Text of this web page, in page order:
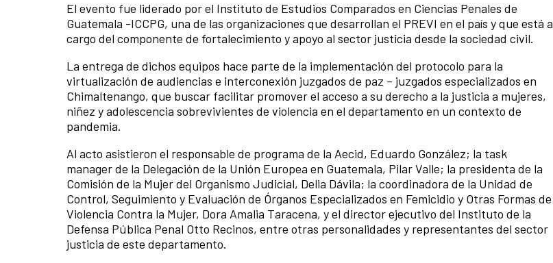
News content
El evento fue liderado por el Instituto de Estudios Comparados en Ciencias Penales de
Guatemala -ICCPG, una de las organizaciones que desarrollan el PREVI en el país y que está a
cargo del componente de fortalecimiento y apoyo al sector justicia desde la sociedad civil.
La entrega de dichos equipos hace parte de la implementación del protocolo para la
virtualización de audiencias e interconexión juzgados de paz – juzgados especializados en
Chimaltenango, que buscar facilitar promover el acceso a su derecho a la justicia a mujeres,
niñez y adolescencia sobrevivientes de violencia en el departamento en un contexto de
pandemia.
Al acto asistieron el responsable de programa de la Aecid, Eduardo González; la task
manager de la Delegación de la Unión Europea en Guatemala, Pilar Valle; la presidenta de la
Comisión de la Mujer del Organismo Judicial, Delia Dávila; la coordinadora de la Unidad de
Control, Seguimiento y Evaluación de Órganos Especializados en Femicidio y Otras Formas de
Violencia Contra la Mujer, Dora Amalia Taracena, y el director ejecutivo del Instituto de la
Defensa Pública Penal Otto Recinos, entre otras personalidades y representantes del sector
justicia de este departamento.